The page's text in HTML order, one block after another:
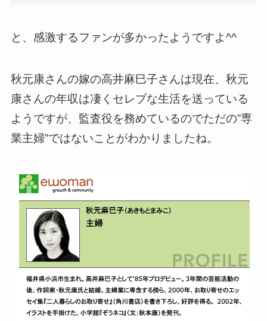
と、感激するファンが多かったようですよ^^
秋元康さんの嫁の高井麻巳子さんは現在、秋元
康さんの年収は凄くセレブな生活を送っている
ようですが、監査役を務めているのでただの”専
業主婦”ではないことがわかりましたね。